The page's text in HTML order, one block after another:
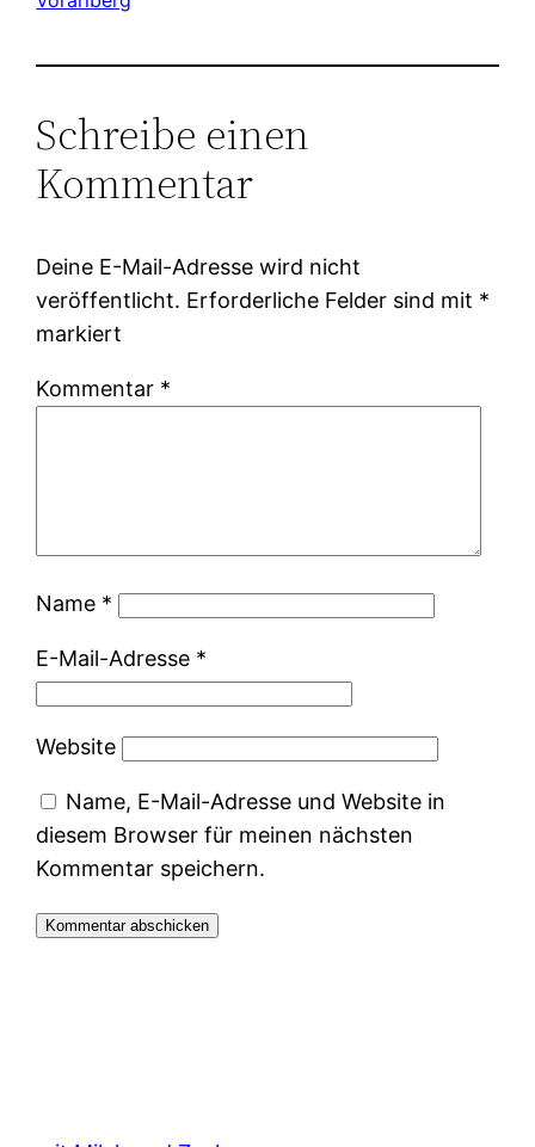
Schreibe einen
Kommentar
Deine E-Mail-Adresse wird nicht
veröffentlicht. Erforderliche Felder sind mit *
markiert
Kommentar *
Name *
E-Mail-Adresse *
Website
Name, E-Mail-Adresse und Website in
diesem Browser für meinen nächsten
Kommentar speichern.